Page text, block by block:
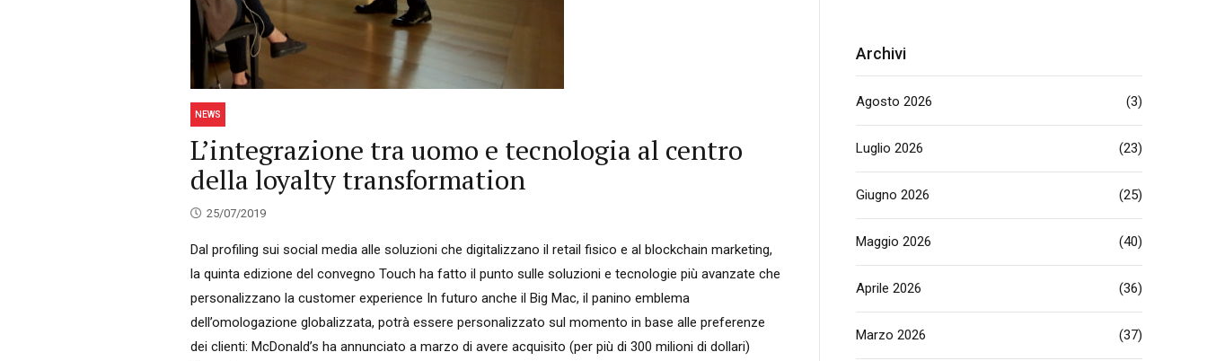
NEWS
L’integrazione tra uomo e tecnologia al centro
della loyalty transformation
25/07/2019
Dal profiling sui social media alle soluzioni che digitalizzano il retail fisico e al blockchain marketing,
la quinta edizione del convegno Touch ha fatto il punto sulle soluzioni e tecnologie più avanzate che
personalizzano la customer experience In futuro anche il Big Mac, il panino emblema
dell’omologazione globalizzata, potrà essere personalizzato sul momento in base alle preferenze
dei clienti: McDonald’s ha annunciato a marzo di avere acquisito (per più di 300 milioni di dollari)
Archivi
Agosto 2026 (3)
Luglio 2026 (23)
Giugno 2026 (25)
Maggio 2026 (40)
Aprile 2026 (36)
Marzo 2026 (37)